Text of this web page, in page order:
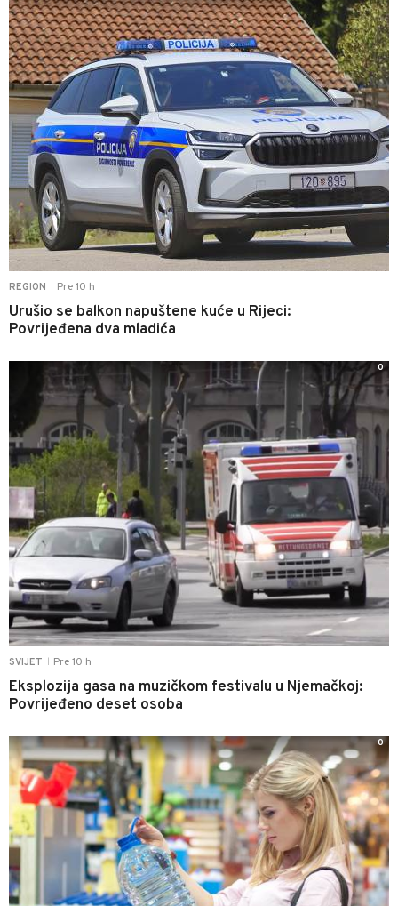
REGION Pre 10 h
Urušio se balkon napuštene kuće u Rijeci:
Povrijeđena dva mladića
SVIJET Pre 10 h
Eksplozija gasa na muzičkom festivalu u Njemačkoj:
Povrijeđeno deset osoba
0
0